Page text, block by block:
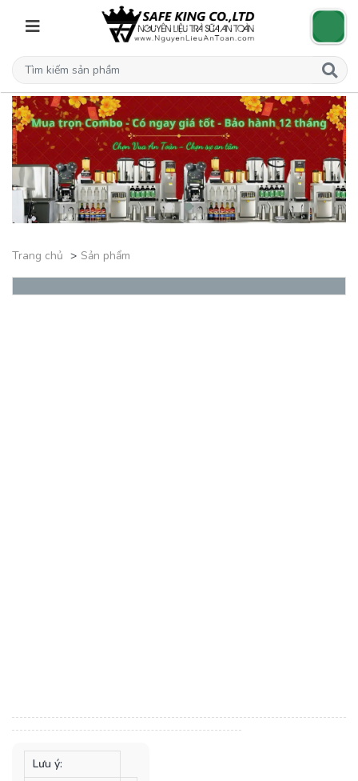
Trang chủ Sản phẩm
Lưu ý: